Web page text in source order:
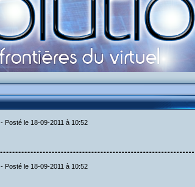
- Posté le 18-09-2011 à 10:52
- Posté le 18-09-2011 à 10:52